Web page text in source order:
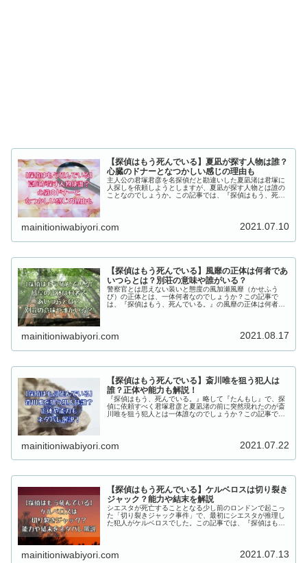
【探偵はもう死んでいる】夏凪が探す人物は誰？
心臓のドナーとなつかしい感じの理由も
主人公の君塚君彦を名探偵だと勘違いした夏凪渚は君塚に
人探しを依頼しようとしますが、夏凪が探す人物とは誰の
ことなのでしょうか。この記事では、『探偵はもう、死ん
mainitioniwabiyori.com 2021.07.10
【探偵はもう死んでいる】風靡の正体は何者であ
いつらとは？別荘の意味や誰がいる？
警察官とは思えない装いと態度の風加瀬風靡（かせふう
び）の正体とは、一体何者なのでしょうか？この記事で
は、『探偵はもう、死んでいる。』の風靡の正体は何者で
mainitioniwabiyori.com 2021.08.17
【探偵はもう死んでいる】斎川唯を狙う犯人は
誰？正体や能力も解説！
『探偵はもう、死んでいる。』略して『たんもし』で、探
偵に依頼すべく君塚君彦と夏凪渚の前に突然現れたのが斎
川唯を狙う犯人とは一体誰なのでしょうか？この記事で
mainitioniwabiyori.com 2021.07.22
【探偵はもう死んでいる】ケルベロスは切り裂き
ジャック？能力や結末を解説
シエスタが死亡することとなる少し前のロンドンで起こっ
た「切り裂きジャック事件」で、最初にシエスタが推理し
た犯人がケルベロスでした。この記事では、『探偵はも
mainitioniwabiyori.com 2021.07.13